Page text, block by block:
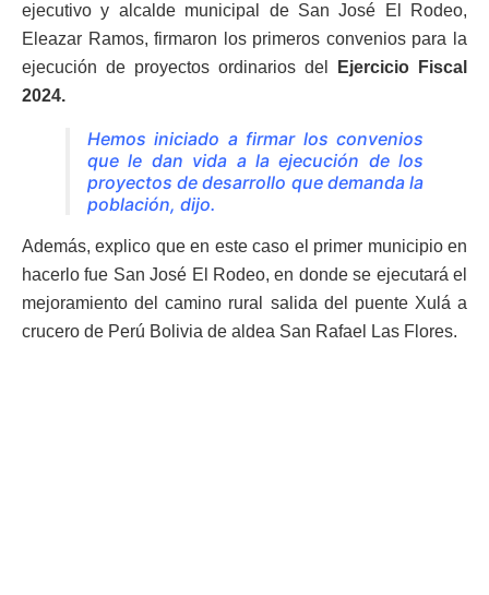
ejecutivo y alcalde municipal de San José El Rodeo,
Eleazar Ramos, firmaron los primeros convenios para la
ejecución de proyectos ordinarios del
Ejercicio Fiscal
2024.
Hemos iniciado a firmar los convenios
que le dan vida a la ejecución de los
proyectos de desarrollo que demanda la
población, dijo.
Además, explico que en este caso el primer municipio en
hacerlo fue San José El Rodeo, en donde se ejecutará el
mejoramiento del camino rural salida del puente Xulá a
crucero de Perú Bolivia de aldea San Rafael Las Flores.